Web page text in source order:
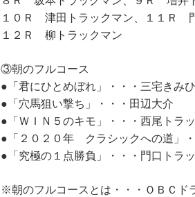
１０Ｒ 津田トラックマン、１１Ｒ
１２Ｒ 柳トラックマン
③朝のフルコース
●「君にひとめぼれ」・・・三宅きみ
●「穴馬狙い撃ち」・・・田辺大介
●「ＷＩＮ５のキモ」・・・西尾トラ
●「２０２０年 クラシックへの道」
●「究極の１点勝負」・・・門口トラ
※朝のフルコースとは・・・ＯＢＣド